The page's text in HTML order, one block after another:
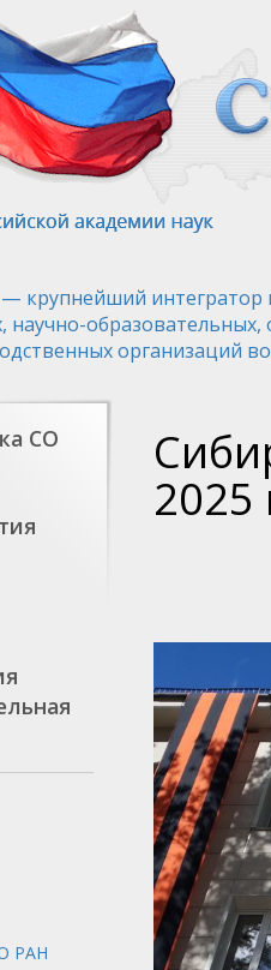
крупнейший интегратор
научно-
организаций
СО
РАН
2025